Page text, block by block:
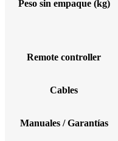
Peso sin empaque (kg)
Remote controller
Cables
Manuales / Garantías